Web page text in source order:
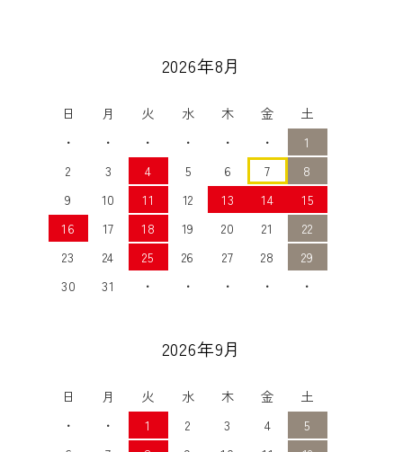
2026年8月
日 月 火 水 木 金
土
・
・ ・ ・ ・ ・
1
2
3 4 5 6 7
8
9
10 11 12 13 14
15
16
17 18 19 20 21
22
23
24 25 26 27 28
29
30
31 ・ ・ ・ ・ ・
2026年9月
日 月 火 水 木 金
土
・
・ 1 2 3 4
5